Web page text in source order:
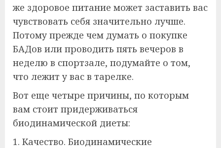
же здоровое питание может заставить вас
чувствовать себя значительно лучше.
Потому прежде чем думать о покупке
БАДов или проводить пять вечеров в
неделю в спортзале, подумайте о том,
что лежит у вас в тарелке.
Вот еще четыре причины, по которым
вам стоит придерживаться
биодинамической диеты:
1. Качество. Биодинамические